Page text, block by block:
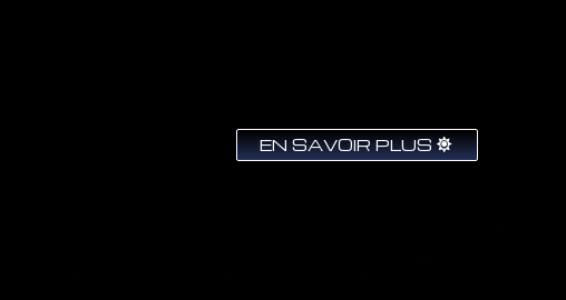
EN SAVOIR PLUS